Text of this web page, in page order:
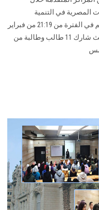
المصرية في التنمية
المستدامة والتنوع البيولوجي الذى أقيم في الفترة من 21:19 من فبراير
الجاري بالمركز الٱولمبى المعادى، حيث شارك 11 طالب وطالبة من